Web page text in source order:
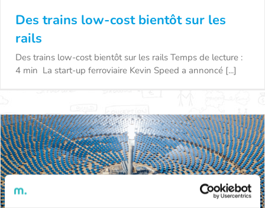
Des trains low-cost bientôt sur les
rails
Des trains low-cost bientôt sur les rails Temps de lecture :
4 min La start-up ferroviaire Kevin Speed a annoncé [...]